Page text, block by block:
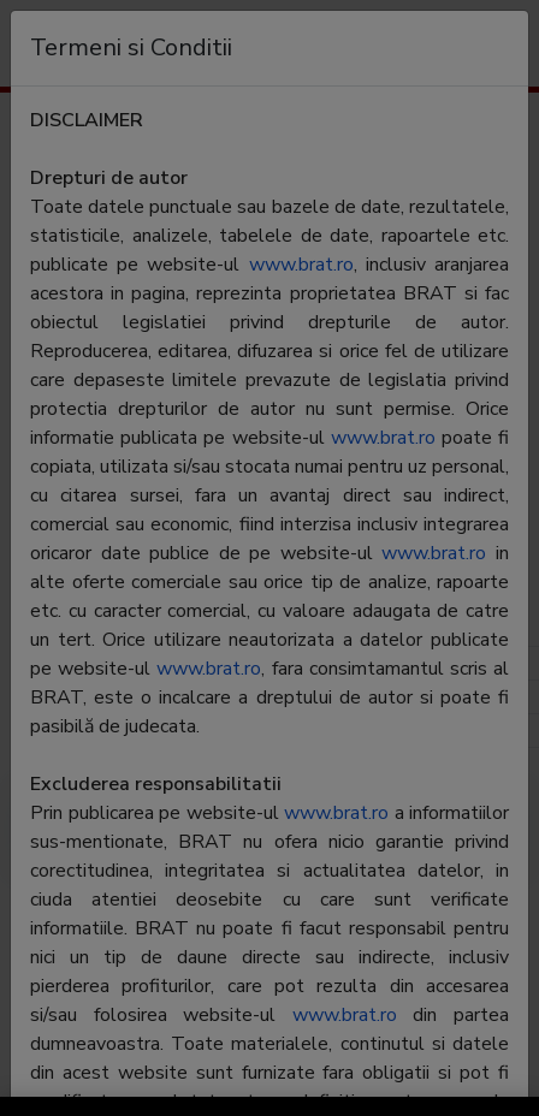
Evenimentul Zilei de Duminica
Numele editorului: Editura Evenimentul si Capital SRL
Periodicitate:
Category:
Aria de difuzare: National
Tip: Platita
Departament Marketing
Director:
Andreea Lacatus
Telefon:
021-203.09.41
E-mail:
andreea.lacatus@evzgroup.ro
Cifre de difuzare Audience
To see all the data you must belogged in
Audience Evenimentul Zilei de Duminica
360
480
3.6
4.8
Termeni si Conditii
DISCLAIMER
Drepturi de autor
Toate datele punctuale sau bazele de date, rezultatele,
statisticile, analizele, tabelele de date, rapoartele etc.
publicate pe website-ul www.brat.ro, inclusiv aranjarea
acestora in pagina, reprezinta proprietatea BRAT si fac
obiectul legislatiei privind drepturile de autor.
Reproducerea, editarea, difuzarea si orice fel de utilizare
care depaseste limitele prevazute de legislatia privind
protectia drepturilor de autor nu sunt permise. Orice
informatie publicata pe website-ul www.brat.ro poate fi
copiata, utilizata si/sau stocata numai pentru uz personal,
cu citarea sursei, fara un avantaj direct sau indirect,
comercial sau economic, fiind interzisa inclusiv integrarea
oricaror date publice de pe website-ulwww.brat.ro in
alte oferte comerciale sau orice tip de analize, rapoarte
etc. cu caracter comercial, cu valoare adaugata de catre
un tert. Orice utilizare neautorizata a datelor publicate
pe website-ulwww.brat.ro, fara consimtamantul scris al
BRAT, este o incalcare a dreptului de autor si poate fi
pasibilă de judecata.
Excluderea responsabilitatii
Prin publicarea pe website-ulwww.brat.ro a informatiilor
sus-mentionate, BRAT nu ofera nicio garantie privind
corectitudinea, integritatea si actualitatea datelor, in
ciuda atentiei deosebite cu care sunt verificate
informatiile. BRAT nu poate fi facut responsabil pentru
nici un tip de daune directe sau indirecte, inclusiv
pierderea profiturilor, care pot rezulta din accesarea
si/sau folosirea website-ul www.brat.ro din partea
dumneavoastra. Toate materialele, continutul si datele
din acest website sunt furnizate fara obligatii si pot fi
modificate, completate, sterse definitiv sau temporar de